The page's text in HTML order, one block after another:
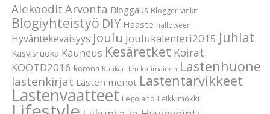
Alekoodit Arvonta Bloggaus Blogger-vinkit
Blogiyhteistyö DIY Haaste halloween
Hyväntekeväisyys Joulu Joulukalenteri2015 Juhlat
Kasvisruoka Kauneus Kesäretket Koirat
KOOTD2016 korona Kuukauden kotimainen Lastenhuone
lastenkirjat Lasten menot Lastentarvikkeet
Lastenvaatteet Legoland Leikkimökki